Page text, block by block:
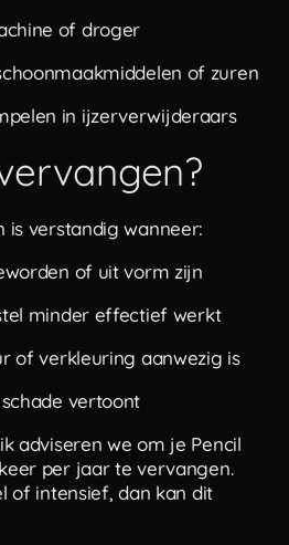
of droger
of zuren
in ijzerverwijderaars
is verstandig wanneer:
of uit vorm zijn
minder effectief werkt
of verkleuring aanwezig is
vertoont
adviseren we om je Pencil
per jaar te vervangen.
of intensief, dan kan dit